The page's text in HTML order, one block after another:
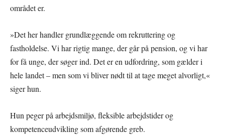
området er.
»Det her handler grundlæggende om rekruttering og
fastholdelse. Vi har rigtig mange, der går på pension, og vi har
for få unge, der søger ind. Det er en udfordring, som gælder i
hele landet – men som vi bliver nødt til at tage meget alvorligt,«
siger hun.
Hun peger på arbejdsmiljø, fleksible arbejdstider og
kompetenceudvikling som afgørende greb.